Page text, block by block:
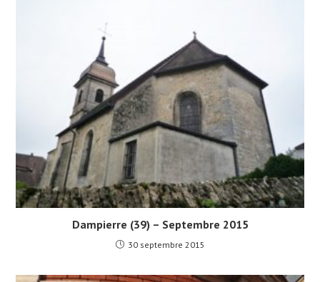
Dampierre (39) – Septembre 2015
30 septembre 2015